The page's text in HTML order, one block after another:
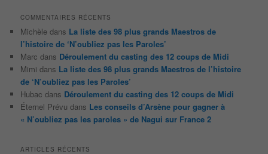
COMMENTAIRES RÉCENTS
Michèle dans La liste des 98 plus grands Maestros de
l’histoire de ‘N’oubliez pas les Paroles’
Marc dans Déroulement du casting des 12 coups de Midi
Mimi dans La liste des 98 plus grands Maestros de l’histoire
de ‘N’oubliez pas les Paroles’
Hubac dans Déroulement du casting des 12 coups de Midi
Éternel Prévu dans Les conseils d’Arsène pour gagner à
« N’oubliez pas les paroles » de Nagui sur France 2
ARTICLES RÉCENTS